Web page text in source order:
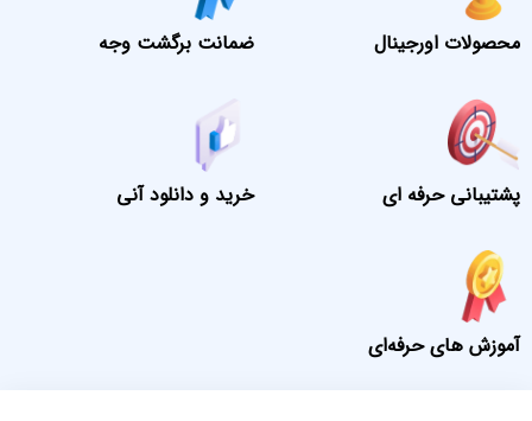
محصولات اورجینال ضمانت برگشت وجه
پشتیبانی حرفه ای خرید و دانلود آنی
آموزش های حرفه‌ای